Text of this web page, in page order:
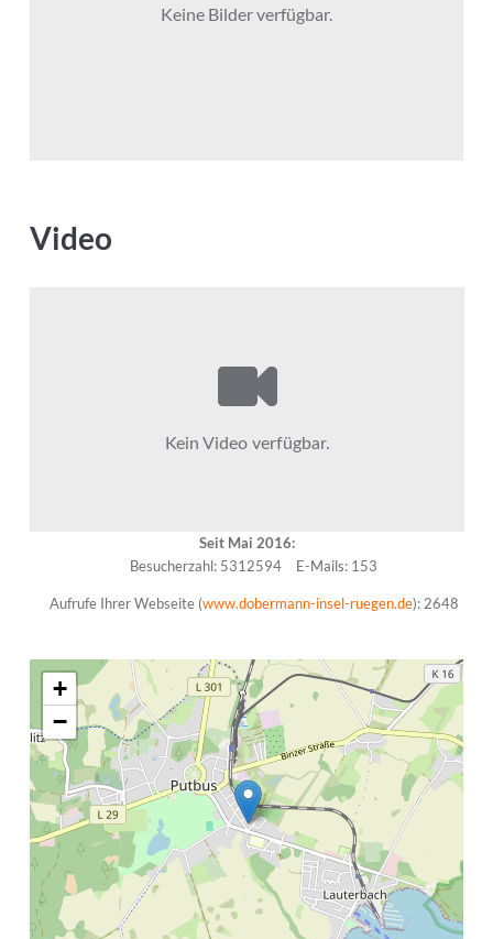
Keine Bilder verfügbar.
Video
Seit Mai 2016:
Besucherzahl: 5312594
E-Mails: 153
Aufrufe Ihrer Webseite (www.dobermann-insel-ruegen.de): 2648
+
−